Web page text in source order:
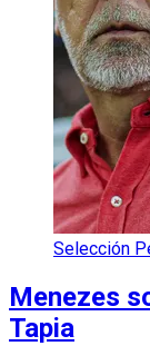
Selección
Menezes
Tapia